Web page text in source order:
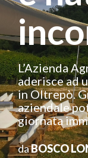
L’Azienda
aderisce ad
in Oltrepò.
aziendale
giornata
daBOSCO